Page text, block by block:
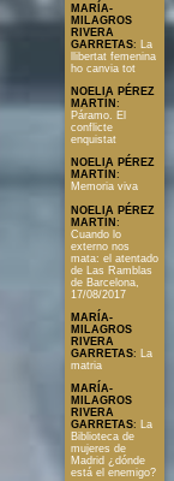
MARÍA-
MILAGROS
RIVERA
GARRETAS:
La
llibertat femenina
ho canvia tot
NOELIA PÉREZ
MARTÍN :
Páramo. El
conflicte
enquistat
NOELIA PÉREZ
MARTÍN :
Memoria viva
NOELIA PÉREZ
MARTÍN :
Cuando lo
externo nos
mata: el atentado
de Las Ramblas
de Barcelona,
17/08/2017
MARÍA-
MILAGROS
RIVERA
GARRETAS:
La
matria
MARÍA-
MILAGROS
RIVERA
GARRETAS: La
Biblioteca de
mujeres de
Madrid ¿dónde
está el enemigo?